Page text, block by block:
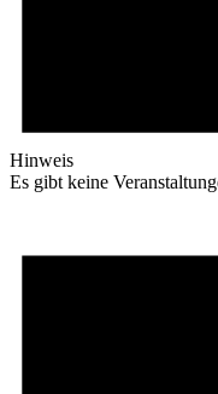
Hinweis
Es gibt keine